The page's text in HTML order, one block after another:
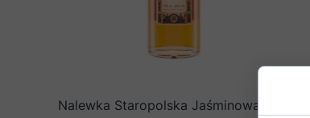
Nalewka Staropolska Jaśminowa na